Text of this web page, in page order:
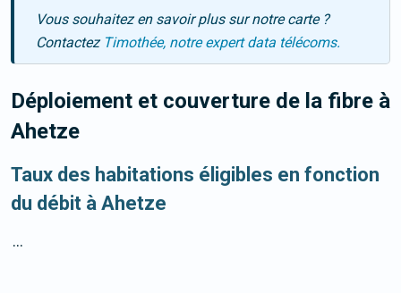
Vous souhaitez en savoir plus sur notre carte ?
Contactez Timothée, notre expert data télécoms.
Déploiement et couverture de la fibre à
Ahetze
Taux des habitations éligibles en fonction
du débit à Ahetze
...